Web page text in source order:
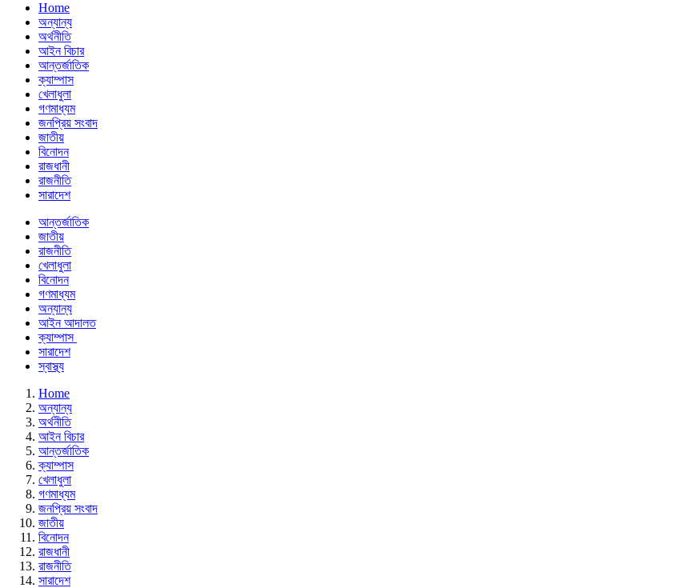
Home
অন্যান্য
অর্থনীতি
আইন বিচার
আন্তর্জাতিক
ক্যাম্পাস
খেলাধুলা
গণমাধ্যম
জনপ্রিয় সংবাদ
জাতীয়
বিনোদন
রাজধানী
রাজনীতি
সারাদেশ
আন্তর্জাতিক
জাতীয়
রাজনীতি
খেলাধুলা
বিনোদন
গণমাধ্যম
অন্যান্য
আইন আদালত
ক্যাম্পাস
সারাদেশ
স্বাস্থ্য
Home
অন্যান্য
অর্থনীতি
আইন বিচার
আন্তর্জাতিক
ক্যাম্পাস
খেলাধুলা
গণমাধ্যম
জনপ্রিয় সংবাদ
জাতীয়
বিনোদন
রাজধানী
রাজনীতি
সারাদেশ